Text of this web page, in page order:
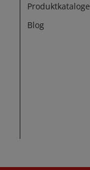
Produktkataloge
Blog